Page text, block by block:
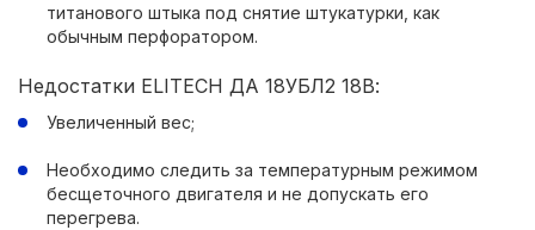
титанового штыка под снятие штукатурки, как
обычным перфоратором.
Недостатки ELITECH ДА 18УБЛ2 18В:
Увеличенный вес;
Необходимо следить за температурным режимом
бесщеточного двигателя и не допускать его
перегрева.